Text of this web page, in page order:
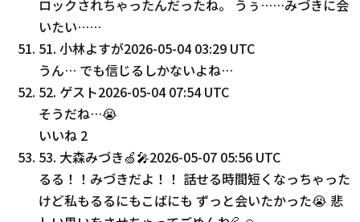
ロックされちゃったんだったね。 うぅ……みづきに会
いたい……
51. 小林よすが2026-05-04 03:29 UTC
うん… でも信じるしかないよね…
52. ゲスト2026-05-04 07:54 UTC
そうだね…😭
いいね 2
53. 大森みづき🍏🎤2026-05-07 05:56 UTC
るる！！みづきだよ！！ 話せる時間短くなっちゃった
けど私もるるにもこばにも ずっと会いたかった😭 悲